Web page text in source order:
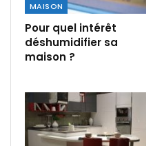
MAISON
Pour quel intérêt
déshumidifier sa
maison ?